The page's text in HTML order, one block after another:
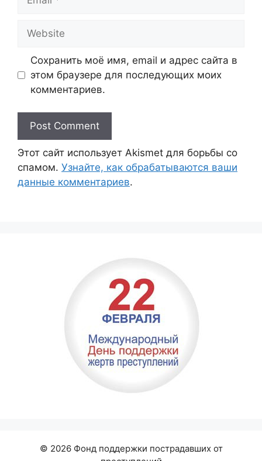
Website
Сохранить моё имя, email и адрес сайта в
этом браузере для последующих моих
комментариев.
Этот сайт использует Akismet для борьбы со
спамом. Узнайте, как обрабатываются ваши
данные комментариев.
© 2026 Фонд поддержки пострадавших от